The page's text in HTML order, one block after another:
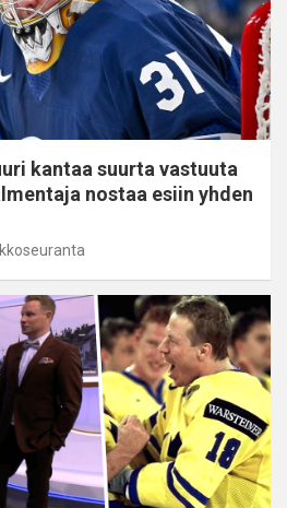
kantaa suurta vastuuta
nostaa esiin yhden